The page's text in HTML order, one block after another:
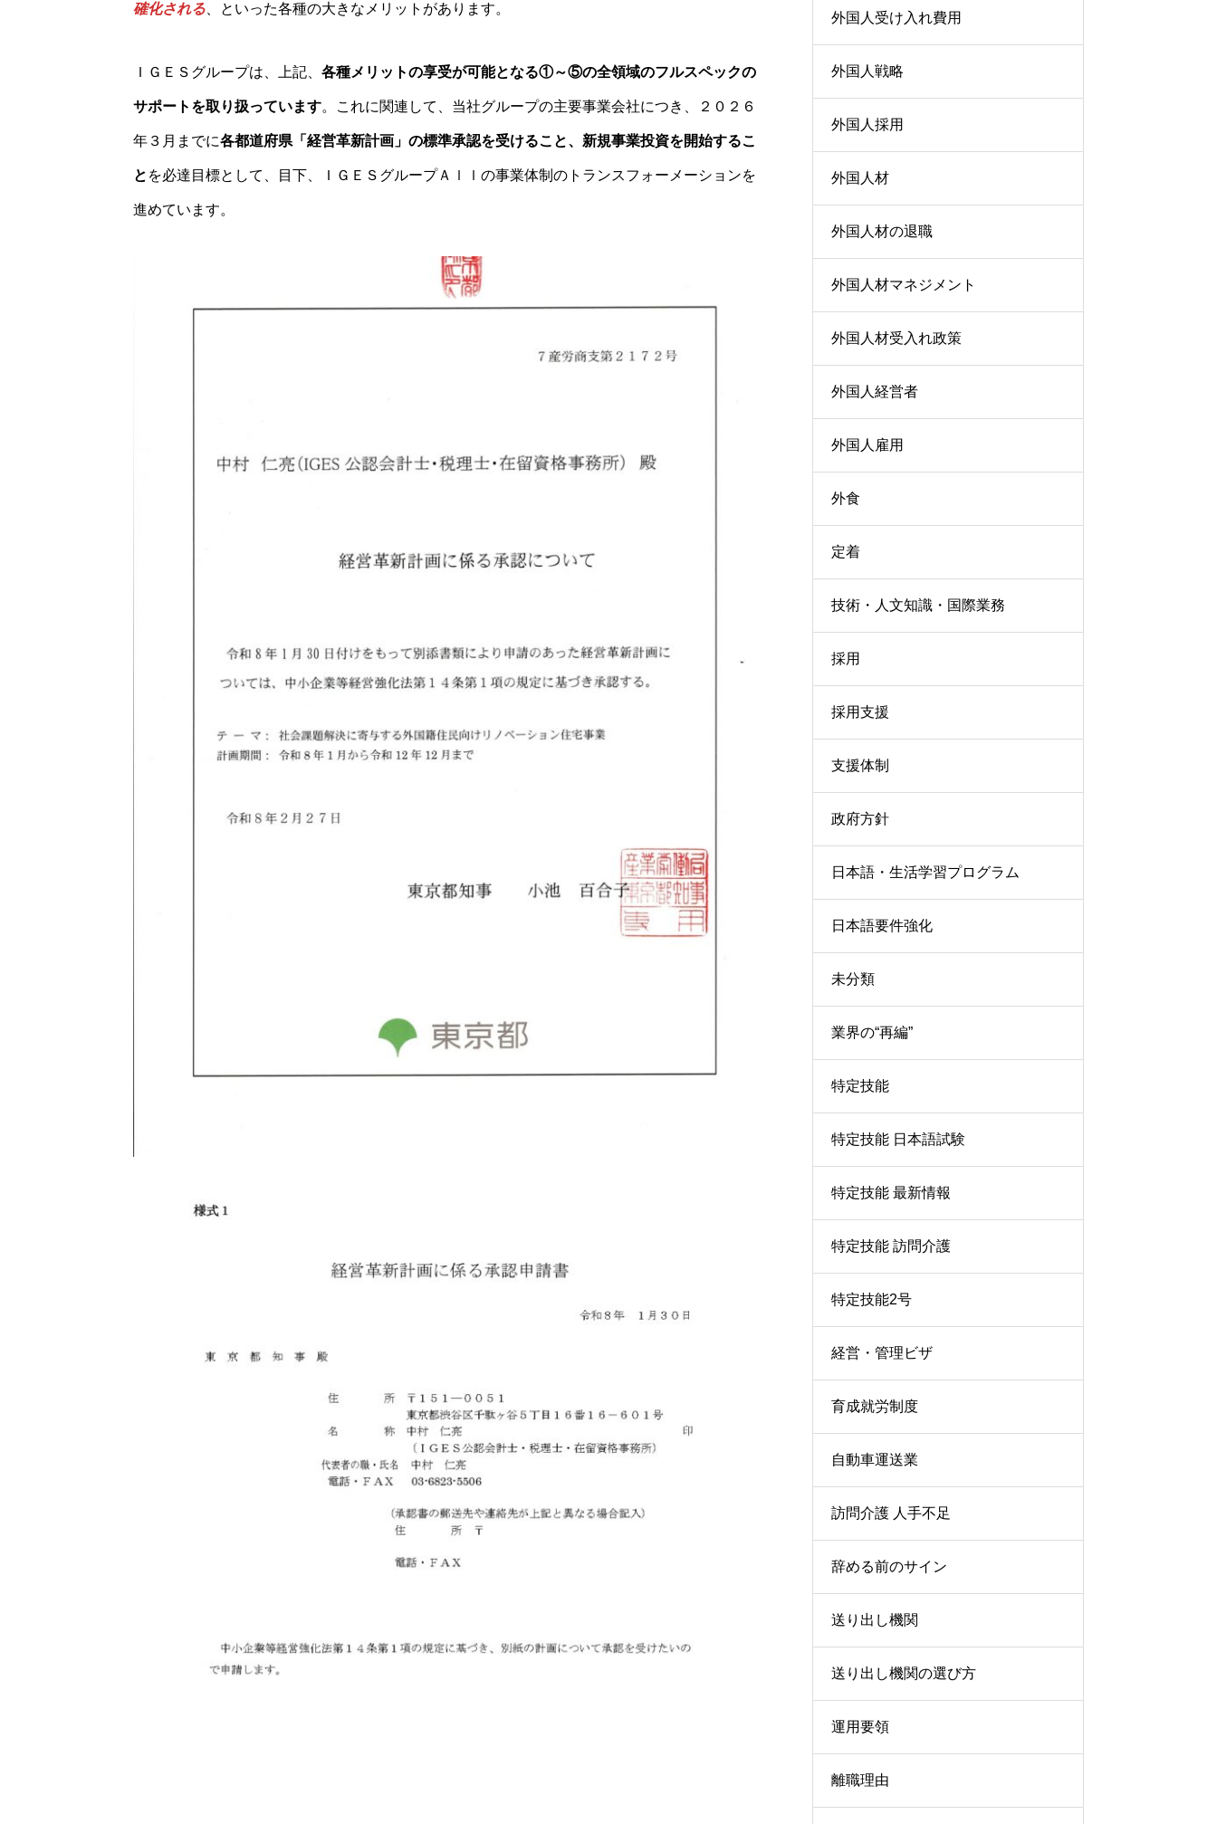
確化される、といった各種の大きなメリットがあります。
ＩＧＥＳグループは、上記、 各種メリットの享受が可能となる①～⑤の全領域のフルスペックの
サポートを取り扱っています。これに関連して、当社グループの主要事業会社につき、２０２６
年３月までに各都道府県「経営革新計画」の標準承認を受けること、新規事業投資を開始するこ
と を必達目標として、目下、ＩＧＥＳグループＡｌｌの事業体制のトランスフォーメーションを
進めています。
外国人受け入れ費用
外国人戦略
外国人採用
外国人材
外国人材の退職
外国人材マネジメント
外国人材受入れ政策
外国人経営者
外国人雇用
外食
定着
技術・人文知識・国際業務
採用
採用支援
支援体制
政府方針
日本語・生活学習プログラム
日本語要件強化
未分類
業界の“再編”
特定技能
特定技能 日本語試験
特定技能 最新情報
特定技能 訪問介護
特定技能2号
経営・管理ビザ
育成就労制度
自動車運送業
訪問介護 人手不足
辞める前のサイン
送り出し機関
送り出し機関の選び方
運用要領
離職理由